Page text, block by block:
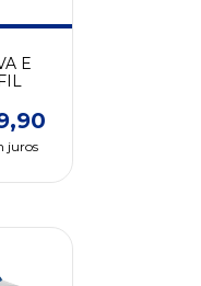
E
juros